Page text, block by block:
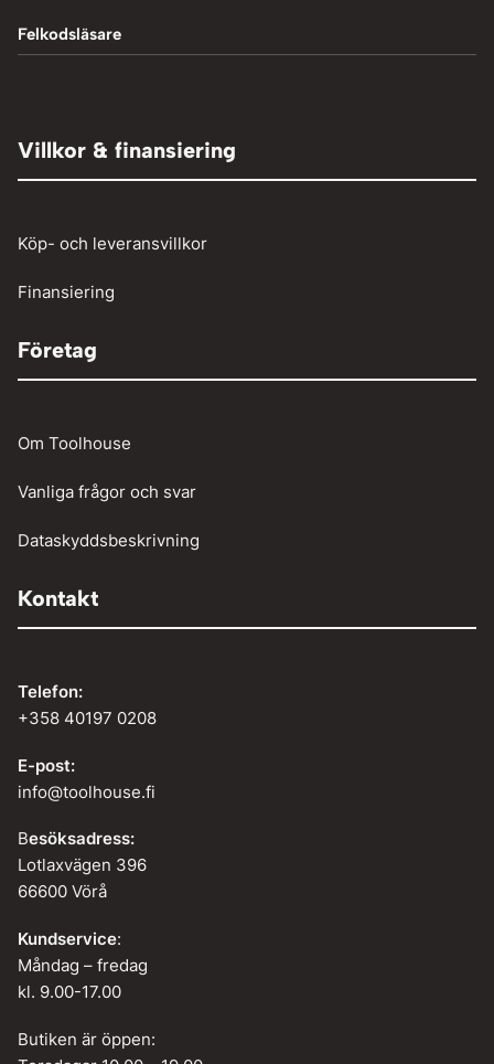
Tillbehör och verktyg
Mutterdragare
Hydraulpressar
Verkstadstvätt
Vinschar
Vedklyvar
Felkodsläsare
Person och paketbil
Villkor & finansiering
Köp- och leveransvillkor
Finansiering
Företag
Om Toolhouse
Vanliga frågor och svar
Dataskyddsbeskrivning
Kontakt
Telefon:
+358 40197 0208
E-post:
info@toolhouse.fi
Besöksadress:
Lotlaxvägen 396
66600 Vörå
Kundservice:
Måndag – fredag
kl. 9.00-17.00
Butiken är öppen: